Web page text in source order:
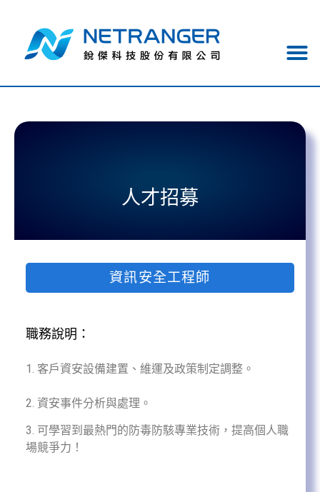
人才招募
資訊安全工程師
職務說明：
1. 客戶資安設備建置、維運及政策制定調整。
2. 資安事件分析與處理。
3. 可學習到最熱門的防毒防駭專業技術，提高個人職
場競爭力！